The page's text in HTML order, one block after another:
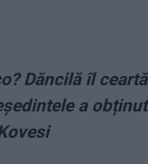
Dăncilă îl
a